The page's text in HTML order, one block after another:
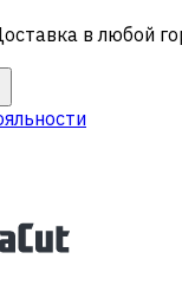
в любой